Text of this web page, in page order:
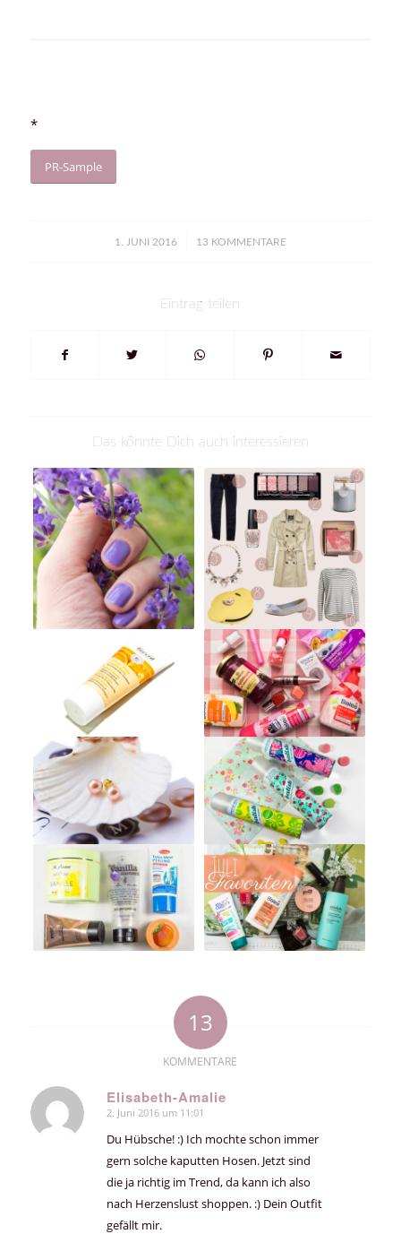
*
PR-Sample
1. JUNI 2016
/ 13 KOMMENTARE
Eintrag teilen
Das könnte Dich auch interessieren
13
KOMMENTARE
Elisabeth-Amalie
sagte:
2. Juni 2016 um 11:01
Du Hübsche! :) Ich mochte schon immer
gern solche kaputten Hosen. Jetzt sind
die ja richtig im Trend, da kann ich also
nach Herzenslust shoppen. :) Dein Outfit
gefällt mir.